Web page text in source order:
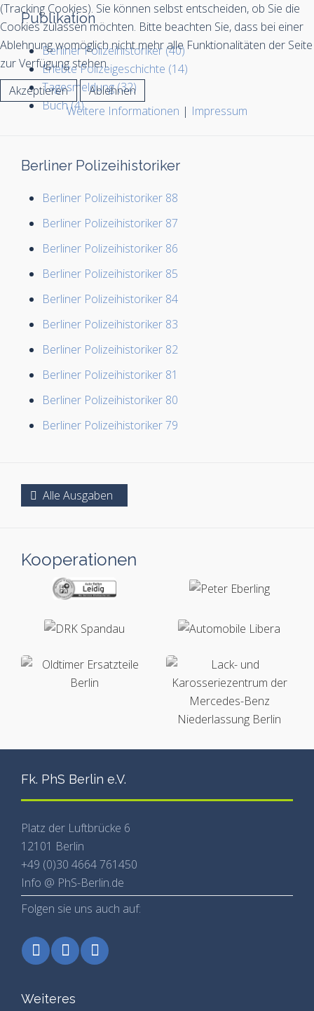
Publikation
Berliner Polizeihistoriker (40)
Erlebte Polizeigeschichte (14)
Tagesmeldung (32)
Buch (4)
Berliner Polizeihistoriker
Berliner Polizeihistoriker 88
Berliner Polizeihistoriker 87
Berliner Polizeihistoriker 86
Berliner Polizeihistoriker 85
Berliner Polizeihistoriker 84
Berliner Polizeihistoriker 83
Berliner Polizeihistoriker 82
Berliner Polizeihistoriker 81
Berliner Polizeihistoriker 80
Berliner Polizeihistoriker 79
Alle Ausgaben
Kooperationen
Fk. PhS Berlin e.V.
Platz der Luftbrücke 6
12101 Berlin
+49 (0)30 4664 761450
Info @ PhS-Berlin.de
Folgen sie uns auch auf:
Weiteres
(Tracking Cookies). Sie können selbst entscheiden, ob Sie die
Cookies zulassen möchten. Bitte beachten Sie, dass bei einer
Ablehnung womöglich nicht mehr alle Funktionalitäten der Seite
zur Verfügung stehen.
Akzeptieren
Ablehnen
Weitere Informationen | Impressum